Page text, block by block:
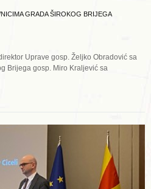
GRADA ŠIROKOG BRIJEGA
Uprave gosp. Željko Obradović sa
Brijega gosp. Miro Kraljević sa